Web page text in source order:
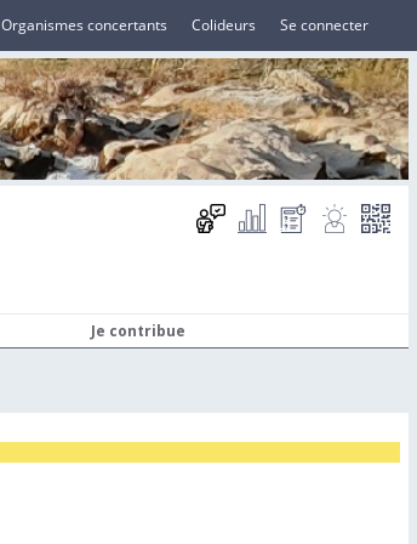
Organismes concertants Colideurs Se connecter
Je contribue